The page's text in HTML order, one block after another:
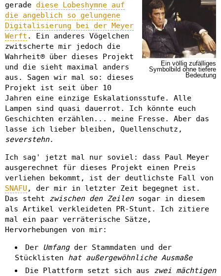
Ein völlig zufälliges
Symbolbild ohne tiefere
Bedeutung
gerade diese Lobeshymne auf
die angeblich so gelungene
Digitalisierung bei der Meyer
Werft . Ein anderes Vögelchen
zwitscherte mir jedoch die
Wahrheit® über dieses Projekt
und die sieht maximal anders
aus. Sagen wir mal so: dieses
Projekt ist seit über 10
Jahren eine einzige Eskalationsstufe. Alle
Lampen sind quasi dauerrot. Ich könnte euch
Geschichten erzählen... meine Fresse. Aber das
lasse ich lieber bleiben, Quellenschutz,
severstehn.
Ich sag' jetzt mal nur soviel: dass Paul Meyer
ausgerechnet für dieses Projekt einen Preis
verliehen bekommt, ist der deutlichste Fall von
SNAFU , der mir in letzter Zeit begegnet ist.
Das steht zwischen den Zeilensogar in diesem
als Artikel verkleideten PR-Stunt. Ich zitiere
mal ein paar verräterische Sätze,
Hervorhebungen von mir:
Der Umfangder Stammdaten und der
Stücklisten hat außergewöhnliche Ausmaße
Die Plattform setzt sich aus zwei mächtigen